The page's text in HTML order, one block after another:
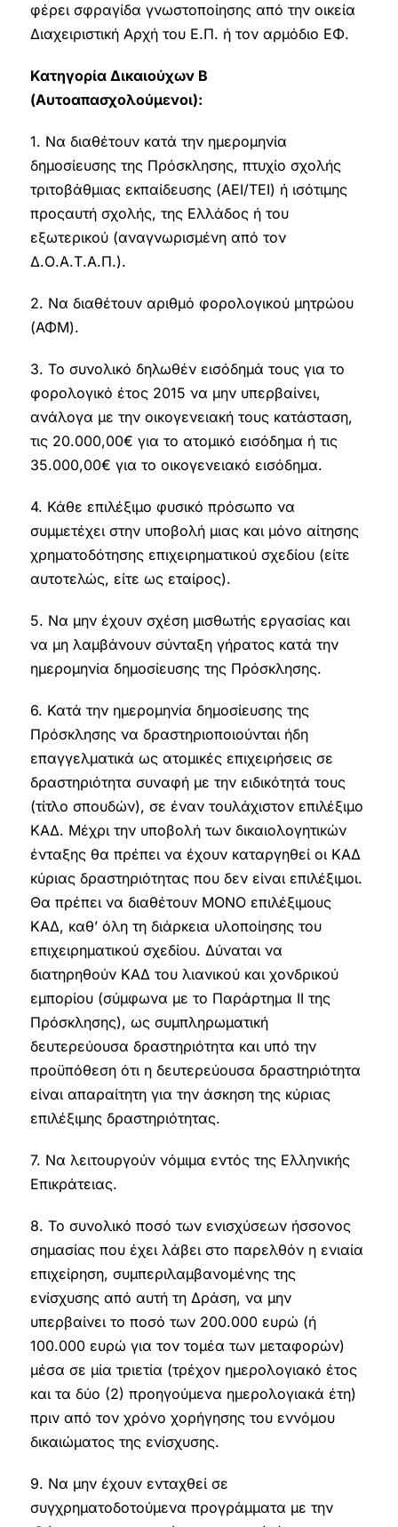
φέρει σφραγίδα γνωστοποίησης από την οικεία
Διαχειριστική Αρχή του Ε.Π. ή τον αρμόδιο ΕΦ.
Κατηγορία Δικαιούχων Β
(Αυτοαπασχολούμενοι):
1. Να διαθέτουν κατά την ημερομηνία
δημοσίευσης της Πρόσκλησης, πτυχίο σχολής
τριτοβάθμιας εκπαίδευσης (ΑΕΙ/ΤΕΙ) ή ισότιμης
προςαυτή σχολής, της Ελλάδος ή του
εξωτερικού (αναγνωρισμένη από τον
Δ.Ο.Α.Τ.Α.Π.).
2. Να διαθέτουν αριθμό φορολογικού μητρώου
(ΑΦΜ).
3. Το συνολικό δηλωθέν εισόδημά τους για το
φορολογικό έτος 2015 να μην υπερβαίνει,
ανάλογα με την οικογενειακή τους κατάσταση,
τις 20.000,00€ για το ατομικό εισόδημα ή τις
35.000,00€ για το οικογενειακό εισόδημα.
4. Κάθε επιλέξιμο φυσικό πρόσωπο να
συμμετέχει στην υποβολή μιας και μόνο αίτησης
χρηματοδότησης επιχειρηματικού σχεδίου (είτε
αυτοτελώς, είτε ως εταίρος).
5. Να μην έχουν σχέση μισθωτής εργασίας και
να μη λαμβάνουν σύνταξη γήρατος κατά την
ημερομηνία δημοσίευσης της Πρόσκλησης.
6. Κατά την ημερομηνία δημοσίευσης της
Πρόσκλησης να δραστηριοποιούνται ήδη
επαγγελματικά ως ατομικές επιχειρήσεις σε
δραστηριότητα συναφή με την ειδικότητά τους
(τίτλο σπουδών), σε έναν τουλάχιστον επιλέξιμο
ΚΑΔ. Μέχρι την υποβολή των δικαιολογητικών
ένταξης θα πρέπει να έχουν καταργηθεί οι ΚΑΔ
κύριας δραστηριότητας που δεν είναι επιλέξιμοι.
Θα πρέπει να διαθέτουν ΜΟΝΟ επιλέξιμους
ΚΑΔ, καθ’ όλη τη διάρκεια υλοποίησης του
επιχειρηματικού σχεδίου. Δύναται να
διατηρηθούν ΚΑΔ του λιανικού και χονδρικού
εμπορίου (σύμφωνα με το Παράρτημα ΙΙ της
Πρόσκλησης), ως συμπληρωματική
δευτερεύουσα δραστηριότητα και υπό την
προϋπόθεση ότι η δευτερεύουσα δραστηριότητα
είναι απαραίτητη για την άσκηση της κύριας
επιλέξιμης δραστηριότητας.
7. Να λειτουργούν νόμιμα εντός της Ελληνικής
Επικράτειας.
8. Το συνολικό ποσό των ενισχύσεων ήσσονος
σημασίας που έχει λάβει στο παρελθόν η ενιαία
επιχείρηση, συμπεριλαμβανομένης της
ενίσχυσης από αυτή τη Δράση, να μην
υπερβαίνει το ποσό των 200.000 ευρώ (ή
100.000 ευρώ για τον τομέα των μεταφορών)
μέσα σε μία τριετία (τρέχον ημερολογιακό έτος
και τα δύο (2) προηγούμενα ημερολογιακά έτη)
πριν από τον χρόνο χορήγησης του εννόμου
δικαιώματος της ενίσχυσης.
9. Να μην έχουν ενταχθεί σε
συγχρηματοδοτούμενα προγράμματα με την